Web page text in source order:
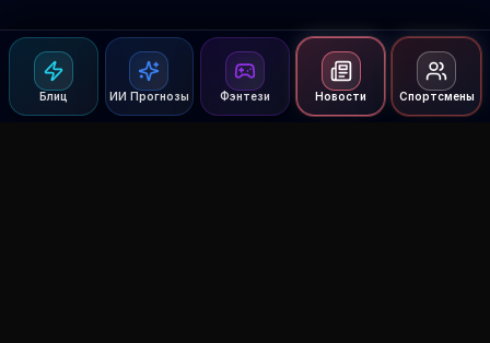
Блиц ИИ Прогнозы Фэнтези Новости Спортсмены